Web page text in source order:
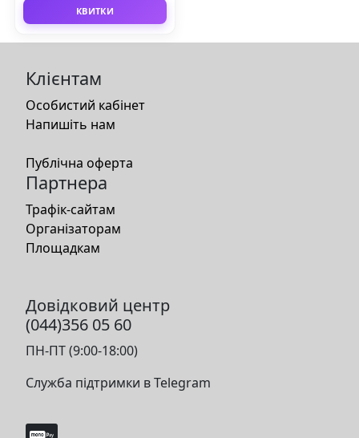
КВИТКИ
Клієнтам
Особистий кабінет
Напишіть нам
Публічна оферта
Партнера
Трафік-сайтам
Організаторам
Площадкам
Довідковий центр
(044)356 05 60
ПН-ПТ (9:00-18:00)
Служба підтримки в Telegram